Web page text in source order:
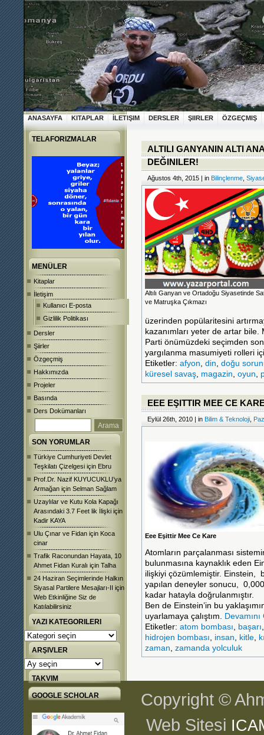
ANASAYFA KITAPLAR İLETIŞIM DERSLER ŞIIRLER ÖZGEÇMIŞ
TELAFORIZMALAR
MENÜLER
Kitaplar
İletişim
Kullanıcı E-posta
Gizlilik Politikası
Dersler
Şiirler
Özgeçmiş
Hakkımızda
Projeler
Basında
Ders Dokümanları
SON YORUMLAR
Türkiye Cumhuriyeti Devlet
Teşkilatı Çizelgesi için Ebru
Prof.Dr. Nazif KUYUCUKLU’ya
Armağan için Selman Sağlam
Uzaylılar ve Kutu Kola Kapağı
Arasındaki 3.7 Feet lik İlişki için
Kadir KAYA
Ulu Çınar ve Fidan için Koca
cinar
Trafik Raconundan Hayata, 10
Ahmet Fidan Kuralı için Talha
24 Haziran Seçimlerinde Halkın
Siyasal Partilere Mesajları-II için
Web Etkinliğine Siz de
Katılabilirsiniz
YAZI KATEGORILERI
Yazı
Kategorileri
ARŞIVLER
Arşivler
TAKVIM
GOOGLE SCHOLAR
ALTILI GANYANIN ALTI
DEĞINILER!
Ağustos 4th, 2015 | in Bilinçlenme
Altılı Ganyan ve Ortadoğu Siyasetinde
ve Matruşka Çıkmazı
üzerinden popülaritesini
kazanımları yeter de artar bile.
Parti önümüzdeki seçimden
yargılanma masumiyeti rolleri
Etiketler: afyon, din, doğu
küresel savaş, magazin, oyun,
EEE EŞITTIR MEE CE
Eylül 26th, 2010 | in Bilim & Teknoloji
Eee Eşittir Mee Ce Kare
Atomların parçalanması
bulunmasına kaynaklık eden
ilişkiyi çözümlemiştir. Einstein,
yapılan deneyler sonucu,
kadar hatayla doğrulanmıştır.
Ben de Einstein’in bu
uyarlamaya çalıştım.
Etiketler: atom bombası, başarı
hidrojen bombası, insan, kitle,
zaman, zamanda yolculuk
Copyright ©
Web Sitesi